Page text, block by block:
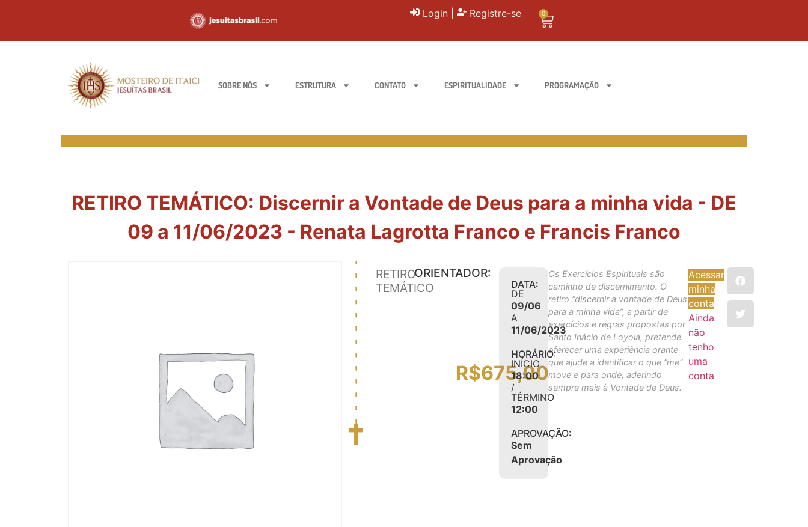
Login Registre-se 0
SOBRE NÓS ESTRUTURA CONTATO ESPIRITUALIDADE PROGRAMAÇÃO
RETIRO TEMÁTICO: Discernir a Vontade de Deus para a minha vida - DE
09 a 11/06/2023 - Renata Lagrotta Franco e Francis Franco
RETIRO
TEMÁTICO
ORIENTADOR:
R$675,00
DATA:
DE
09/06
A
11/06/2023
HORÁRIO:
INÍCIO
18:00
/
TÉRMINO
12:00
APROVAÇÃO:
Sem
Aprovação
Os Exercícios Espirituais são
caminho de discernimento. O
retiro “discernir a vontade de Deus
para a minha vida”, a partir de
exercícios e regras propostas por
Santo Inácio de Loyola, pretende
oferecer uma experiência orante
que ajude a identificar o que “me”
move e para onde, aderindo
sempre mais à Vontade de Deus.
Acessar
minha
conta
Ainda
não
tenho
uma
conta